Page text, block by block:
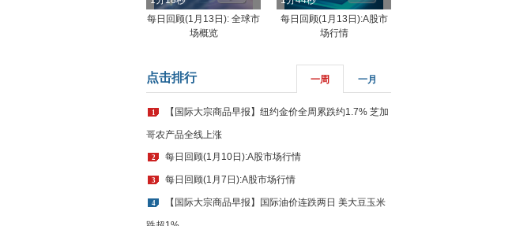
每日回顾(1月13日): 全球市
场概览
每日回顾(1月13日):A股市
场行情
点击排行 一周 一月
1 【国际大宗商品早报】纽约金价全周累跌约1.7% 芝加
哥农产品全线上涨
2 每日回顾(1月10日):A股市场行情
3 每日回顾(1月7日):A股市场行情
4 【国际大宗商品早报】国际油价连跌两日 美大豆玉米